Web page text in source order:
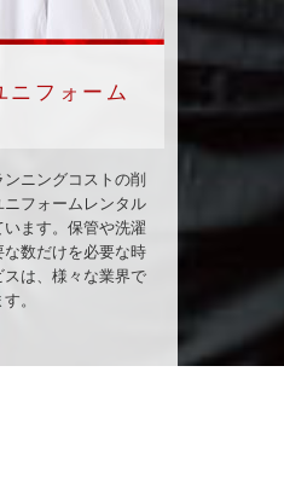
ニフォーム
ニングコストの削
フォームレンタル
ます。保管や洗濯
数だけを必要な時
は、様々な業界で
。